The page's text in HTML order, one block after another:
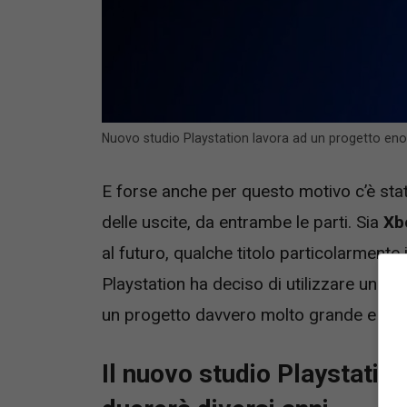
Nuovo studio Playstation lavora ad un progetto
E forse anche per questo motivo c’è
delle uscite, da entrambe le parti. Sia
al futuro, qualche titolo
Playstation ha deciso di utilizzare uno
un progetto davvero molto grande e
Il nuovo studio